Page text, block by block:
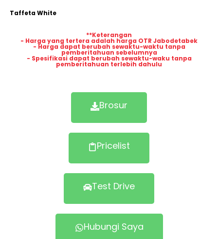
Taffeta White
**Keterangan
- Harga yang tertera adalah harga OTR Jabodetabek
- Harga dapat berubah sewaktu-waktu tanpa
pemberitahuan sebelumnya
- Spesifikasi dapat berubah sewaktu-waku tanpa
pemberitahuan terlebih dahulu
Brosur
Pricelist
Test Drive
Hubungi Saya